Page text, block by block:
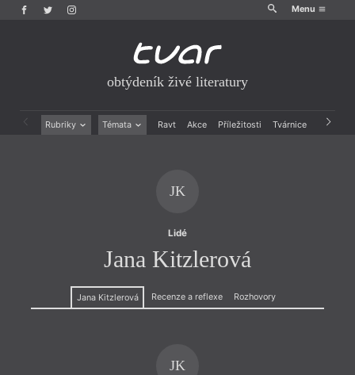
Menu
obtýdeník živé literatury
Rubriky Témata Ravt Akce Příležitosti Tvárnice Archiv
JK
Lidé
Jana Kitzlerová
Jana Kitzlerová Recenze a reflexe Rozhovory
JK